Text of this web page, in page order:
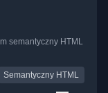
semantyczny HTML
Semantyczny HTML